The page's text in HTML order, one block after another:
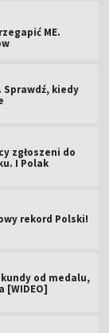
ME.
Sprawdź, kiedy
zgłoszeni do
I Polak
rekord Polski!
od medalu,